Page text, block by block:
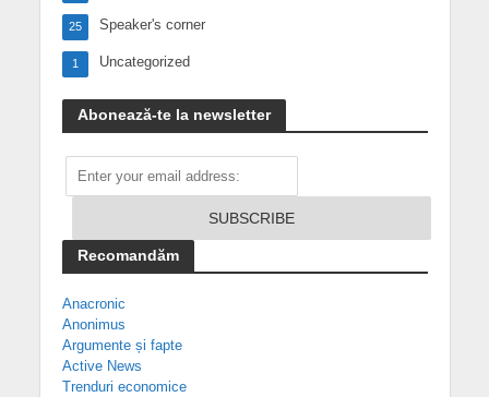
Speaker's corner
25
Uncategorized
1
Abonează-te la newsletter
Recomandăm
Anacronic
Anonimus
Argumente și fapte
Active News
Trenduri economice